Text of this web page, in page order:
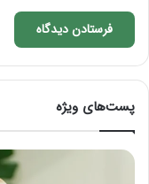
پست‌های ویژه
ماساژ